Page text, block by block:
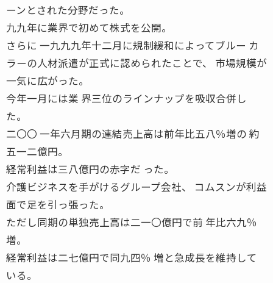
ーンとされた分野だった。
九九年に業界で初めて株式を公開。
さらに 一九九九年十二月に規制緩和によってブルー カ
ラーの人材派遣が正式に認められたことで、 市場規模が
一気に広がった。
今年一月には業 界三位のラインナップを吸収合併し
た。
二〇〇 一年六月期の連結売上高は前年比五八％増の 約
五一二億円。
経常利益は三八億円の赤字だ った。
介護ビジネスを手がけるグループ会社、 コムスンが利益
面で足を引っ張った。
ただし同期の単独売上高は二一〇億円で前 年比六九％
増。
経常利益は二七億円で同九四％ 増と急成長を維持して
いる。